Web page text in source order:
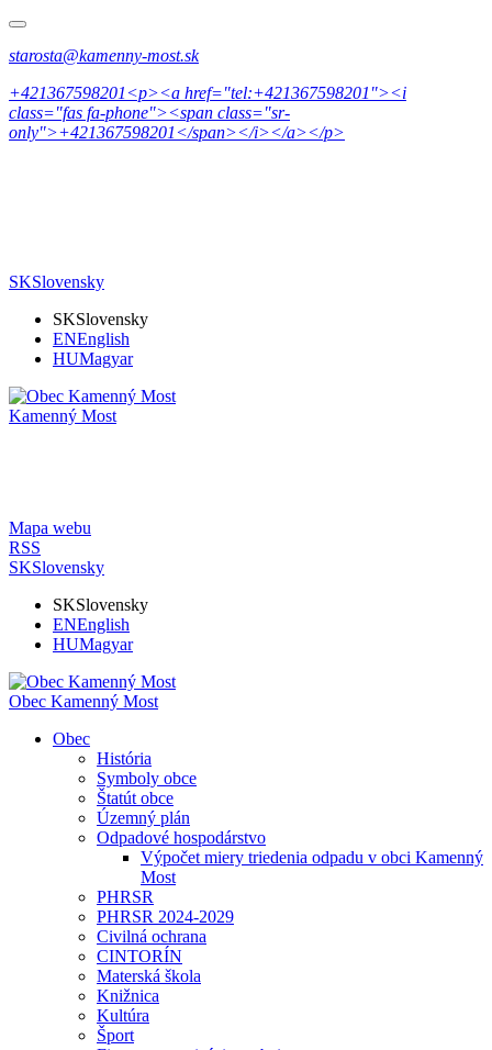
starosta@kamenny-most.sk
+421367598201<p><a href="tel:+421367598201"><i
class="fas fa-phone"><span class="sr-
only">+421367598201</span></i></a></p>
SKSlovensky
SKSlovensky
ENEnglish
HUMagyar
Kamenný Most
Mapa webu
RSS
SKSlovensky
SKSlovensky
ENEnglish
HUMagyar
Obec Kamenný Most
Obec
História
Symboly obce
Štatút obce
Územný plán
Odpadové hospodárstvo
Výpočet miery triedenia odpadu v obci Kamenný
Most
PHRSR
PHRSR 2024-2029
Civilná ochrana
CINTORÍN
Materská škola
Knižnica
Kultúra
Šport